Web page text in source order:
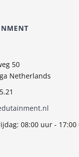
50
Netherlands
08:00 uur -